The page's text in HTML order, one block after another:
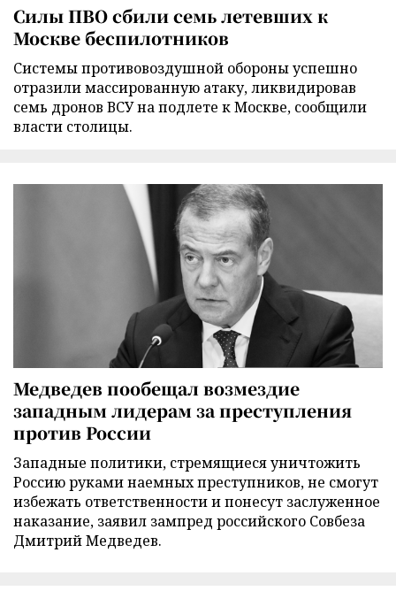
Силы ПВО сбили семь летевших к
Москве беспилотников
Cистемы противовоздушной обороны успешно
отразили массированную атаку, ликвидировав
семь дронов ВСУ на подлете к Москве, сообщили
власти столицы.
Медведев пообещал возмездие
западным лидерам за преступления
против России
Западные политики, стремящиеся уничтожить
Россию руками наемных преступников, не смогут
избежать ответственности и понесут заслуженное
наказание, заявил зампред российского Совбеза
Дмитрий Медведев.